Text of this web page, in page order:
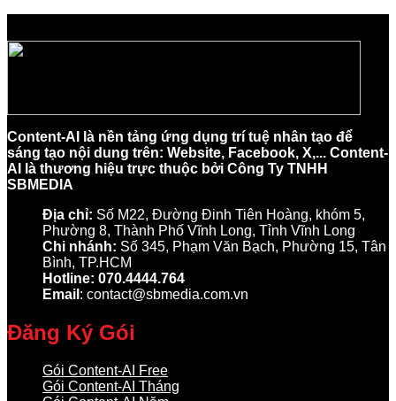
Content-AI là nền tảng ứng dụng trí tuệ nhân tạo để
sáng tạo nội dung trên: Website, Facebook, X,... Content-
AI là thương hiệu trực thuộc bởi Công Ty TNHH
SBMEDIA
Địa chỉ: Số M22, Đường Đinh Tiên Hoàng, khóm 5,
Phường 8, Thành Phố Vĩnh Long, Tỉnh Vĩnh Long
Chi nhánh: Số 345, Phạm Văn Bạch, Phường 15, Tân
Bình, TP.HCM
Hotline: 070.4444.764
Email : contact@sbmedia.com.vn
Đăng Ký Gói
Gói Content-AI Free
Gói Content-AI Tháng